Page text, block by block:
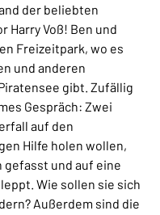
der beliebten
Voß! Ben und
Freizeitpark, wo es
und anderen
gibt. Zufällig
Gespräch: Zwei
auf den
Hilfe holen wollen,
und auf eine
Wie sollen sie sich
Außerdem sind die